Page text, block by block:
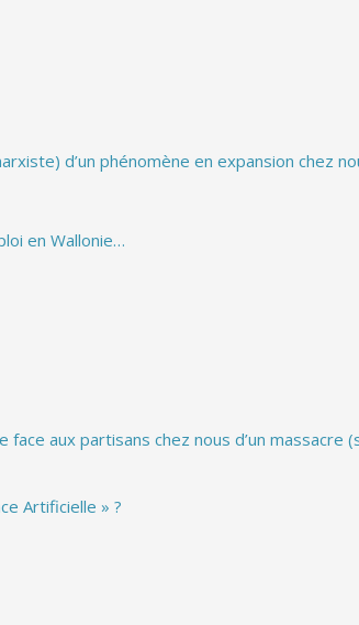
d’un phénomène en expansion chez
en Wallonie…
aux partisans chez nous d’un massacre
Artificielle » ?